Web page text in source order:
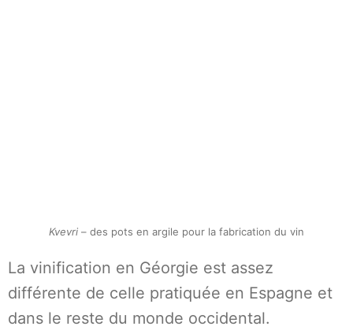
Kvevri – des pots en argile pour la fabrication du vin
La vinification en Géorgie est assez
différente de celle pratiquée en Espagne et
dans le reste du monde occidental.